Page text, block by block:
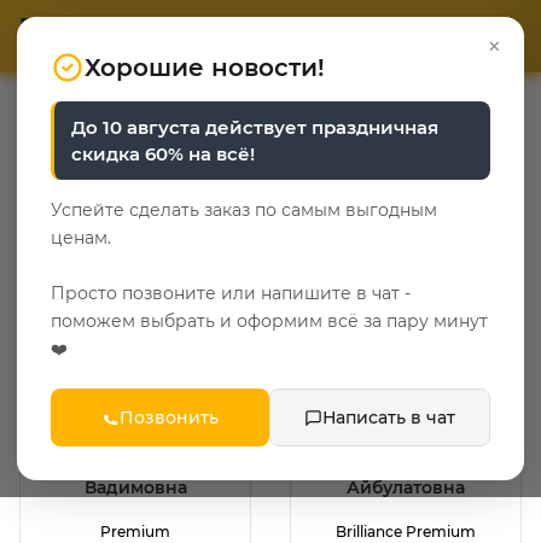
0
Команда магазина
«Фирменный салон в МЦ
"Богатырь"»
← Назад к магазину
Вадимовна
Premium
Айбулатовна
Brilliance Premium
×
Хорошие новости!
До 10 августа действует праздничная
скидка 60% на всё!
Успейте сделать заказ по самым выгодным
ценам.
Просто позвоните или напишите в чат -
поможем выбрать и оформим всё за пару минут
❤️
Позвонить Написать в чат